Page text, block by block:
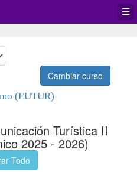
Cambiar curso
(EUTUR)
Turística II
2025 - 2026)
Todo